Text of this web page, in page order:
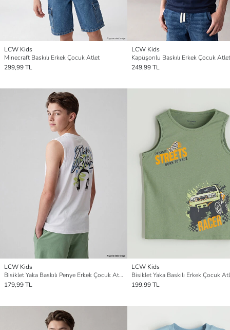
LCW Kids
Minecraft Baskılı Erkek Çocuk Atlet
299,99 TL
LCW Kids
Kapüşonlu Baskılı Erkek Çocuk Atlet
249,99 TL
LCW Kids
Bisiklet Yaka Baskılı Penye Erkek Çocuk Atlet
179,99 TL
LCW Kids
Bisiklet Yaka Baskılı Erkek Çocuk
199,99 TL